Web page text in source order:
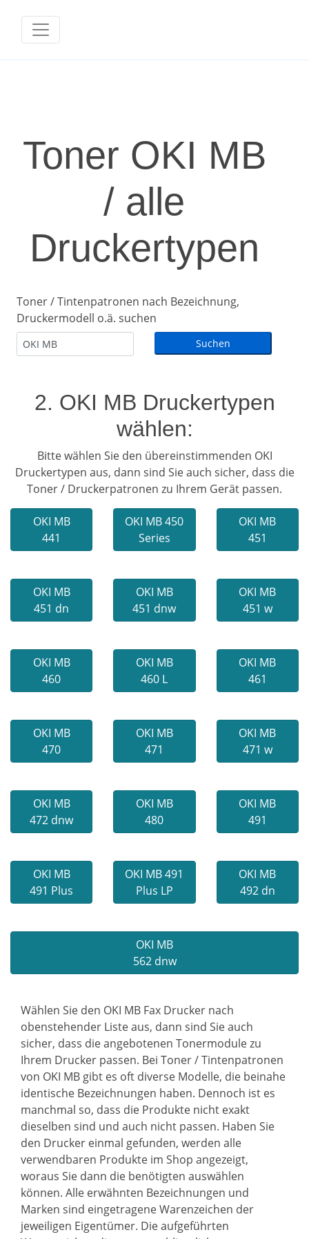
Toner OKI MB
/ alle
Druckertypen
Toner / Tintenpatronen nach Bezeichnung,
Druckermodell o.ä. suchen
2. OKI MB Druckertypen
wählen:
Bitte wählen Sie den übereinstimmenden OKI
Druckertypen aus, dann sind Sie auch sicher, dass die
Toner / Druckerpatronen zu Ihrem Gerät passen.
OKI MB
441
OKI MB 450
Series
OKI MB
451
OKI MB
451 dn
OKI MB
451 dnw
OKI MB
451 w
OKI MB
460
OKI MB
460 L
OKI MB
461
OKI MB
470
OKI MB
471
OKI MB
471 w
OKI MB
472 dnw
OKI MB
480
OKI MB
491
OKI MB
491 Plus
OKI MB 491
Plus LP
OKI MB
492 dn
OKI MB
562 dnw
Wählen Sie den OKI MB Fax Drucker nach
obenstehender Liste aus, dann sind Sie auch
sicher, dass die angebotenen Tonermodule zu
Ihrem Drucker passen. Bei Toner / Tintenpatronen
von OKI MB gibt es oft diverse Modelle, die beinahe
identische Bezeichnungen haben. Dennoch ist es
manchmal so, dass die Produkte nicht exakt
dieselben sind und auch nicht passen. Haben Sie
den Drucker einmal gefunden, werden alle
verwendbaren Produkte im Shop angezeigt,
woraus Sie dann die benötigten auswählen
können. Alle erwähnten Bezeichnungen und
Marken sind eingetragene Warenzeichen der
jeweiligen Eigentümer. Die aufgeführten